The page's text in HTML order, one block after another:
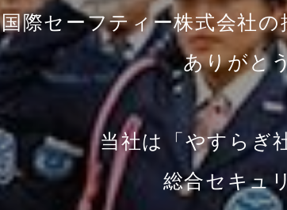
国際セーフティー株式会社
ありがと
当社は「やすらぎ
総合セキュ